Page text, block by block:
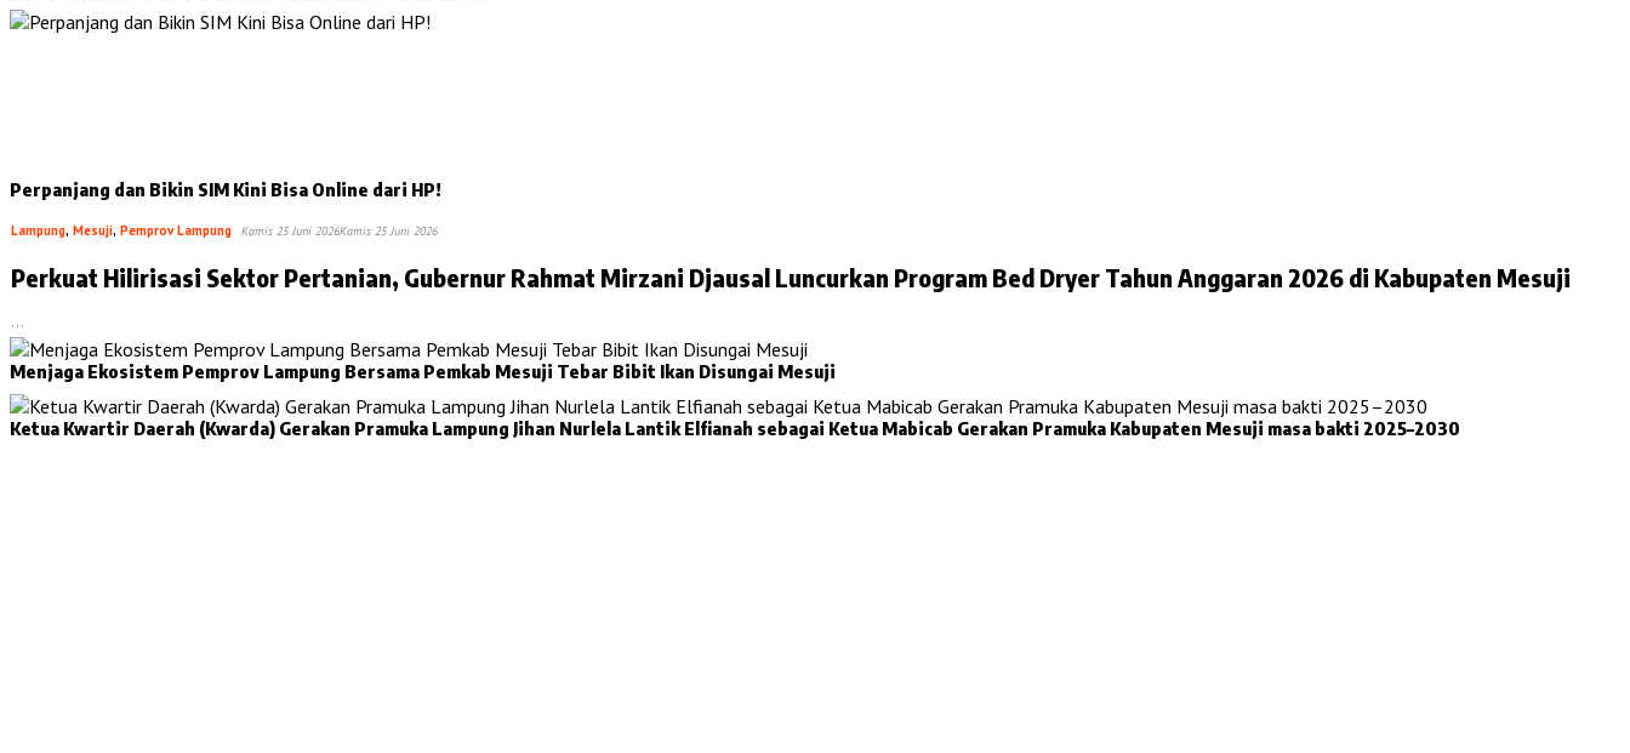
Perpanjang dan Bikin SIM Kini Bisa Online dari HP!
Lampung, Mesuji, Pemprov Lampung Kamis 25 Juni 2026Kamis 25 Juni 2026
Perkuat Hilirisasi Sektor Pertanian, Gubernur Rahmat Mirzani Djausal Luncurkan Program Bed Dryer Tahun Anggaran 2026 di Kabupaten Mesuji
…
Menjaga Ekosistem Pemprov Lampung Bersama Pemkab Mesuji Tebar Bibit Ikan Disungai Mesuji
Ketua Kwartir Daerah (Kwarda) Gerakan Pramuka Lampung Jihan Nurlela Lantik Elfianah sebagai Ketua Mabicab Gerakan Pramuka Kabupaten Mesuji masa bakti 2025–2030